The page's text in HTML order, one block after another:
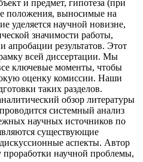
и предмет, гипотеза (при
положения, выносимые на
уделяется научной новизне,
значимости работы,
апробации результатов. Этот
всей диссертации. Мы
ключевые моменты, чтобы
оценку комиссии. Наши
таких разделов.
обзор литературы
системный анализ
научных источников по
существующие
аспекты. Автор
проработки научной проблемы,